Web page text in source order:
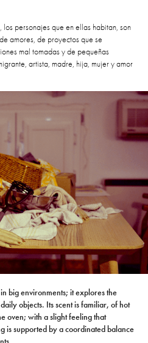
los personajes que en ellas habitan, son
amores, de proyectos que se
mal tomadas y de pequeñas
artista, madre, hija, mujer y amor
big environments; it explores the
objects. Its scent is familiar, of hot
oven; with a slight feeling that
is supported by a coordinated balance